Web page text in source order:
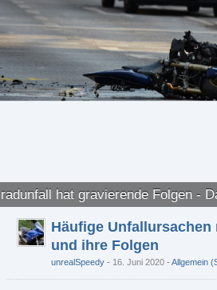
hat gravierende Folgen -
Häufige Unfallursachen
und ihre Folgen
unrealSpeedy 16. Juni 2020 - Allgemein